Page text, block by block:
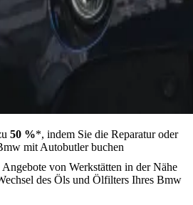
50 %*, indem Sie die Reparatur oder
mit Autobutler buchen
von Werkstätten in der Nähe
des Öls und Ölfilters Ihres Bmw